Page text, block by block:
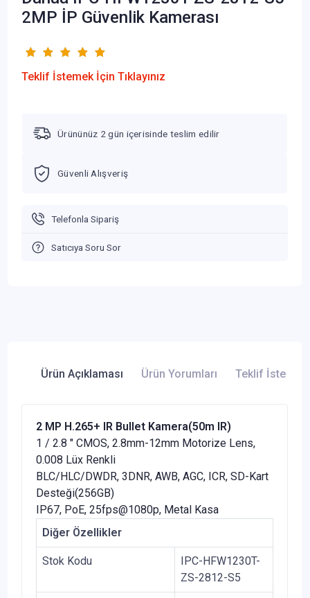
2MP İP Güvenlik Kamerası
Teklif İstemek İçin Tıklayınız
Ürününüz 2 gün içerisinde teslim edilir
Güvenli Alışveriş
Telefonla Sipariş
Satıcıya Soru Sor
Ürün Açıklaması Ürün Yorumları Teklif İste
2 MP H.265+ IR Bullet Kamera(50m IR)
1 / 2.8 " CMOS, 2.8mm-12mm Motorize Lens,
0.008 Lüx Renkli
BLC/HLC/DWDR, 3DNR, AWB, AGC, ICR, SD-Kart
Desteği(256GB)
IP67, PoE, 25fps@1080p, Metal Kasa
Diğer Özellikler
Stok Kodu
IPC-HFW1230T-
ZS-2812-S5